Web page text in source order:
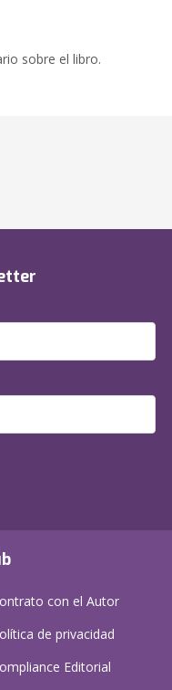
sobre el libro.
con el Autor
de privacidad
Editorial